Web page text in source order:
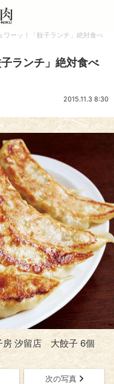
ワーッ！「餃子ランチ」絶対食べ
ランチ」絶対食べ
2015.11.3 8:30
房 汐留店 大餃子 6個
次の写真